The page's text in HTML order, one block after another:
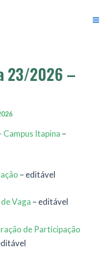
23/2026 –
Itapina –
– editável
Vaga – editável
de Participação